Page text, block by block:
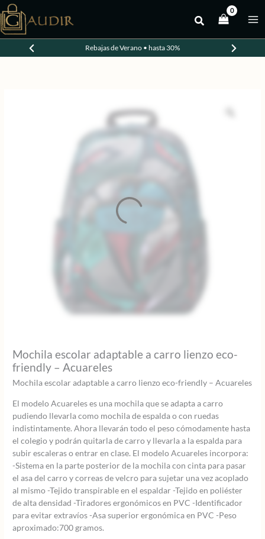
al
contenido
Rebajas de Verano • hasta 30%
Mochila escolar adaptable a carro lienzo eco-
friendly – Acuareles
Mochila escolar adaptable a carro lienzo eco-friendly – Acuareles
El modelo Acuareles es una mochila que se adapta a carro
pudiendo llevarla como mochila de espalda o con ruedas
indistintamente. Ahora llevarán todo el peso cómodamente hasta
el colegio y podrán quitarla de carro y llevarla a la espalda para
subir escaleras o entrar en clase. El modelo Acuareles incorpora:
-Sistema en la parte posterior de la mochila con cinta para pasar
el asa del carro y correas de velcro para sujetar una vez acoplado
al mismo -Tejido transpirable en el espaldar -Tejido en poliéster
de alta densidad -Tiradores ergonómicos en PVC -Identificador
para evitar extravíos -Asa superior ergonómica en PVC -Peso
aproximado:700 gramos.